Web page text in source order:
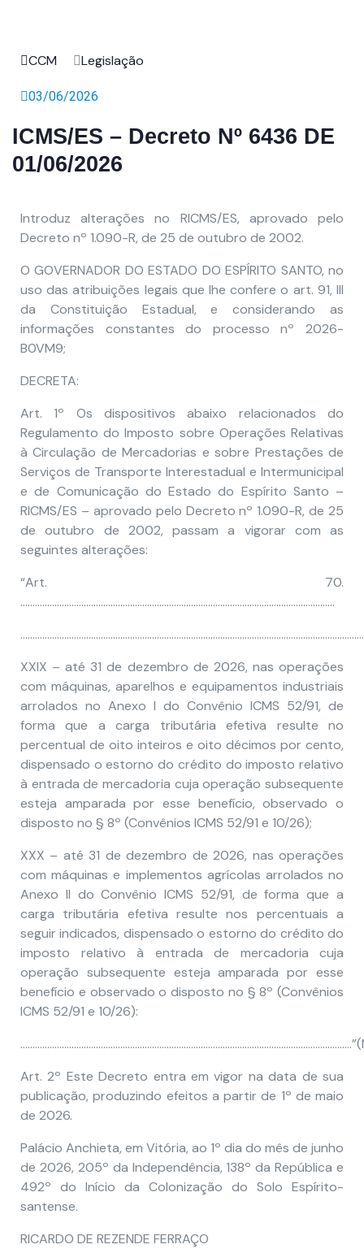
CCM Legislação
03/06/2026
ICMS/ES – Decreto Nº 6436 DE
01/06/2026
Introduz alterações no RICMS/ES, aprovado pelo
Decreto nº 1.090-R, de 25 de outubro de 2002.
O GOVERNADOR DO ESTADO DO ESPÍRITO SANTO, no
uso das atribuições legais que lhe confere o art. 91, III
da Constituição Estadual, e considerando as
informações constantes do processo nº 2026-
B0VM9;
DECRETA:
Art. 1º Os dispositivos abaixo relacionados do
Regulamento do Imposto sobre Operações Relativas
à Circulação de Mercadorias e sobre Prestações de
Serviços de Transporte Interestadual e Intermunicipal
e de Comunicação do Estado do Espírito Santo –
RICMS/ES – aprovado pelo Decreto nº 1.090-R, de 25
de outubro de 2002, passam a vigorar com as
seguintes alterações:
“Art. 70.
…………………………………………………………………………………………………………………
XXIX – até 31 de dezembro de 2026, nas operações
com máquinas, aparelhos e equipamentos industriais
arrolados no Anexo I do Convênio ICMS 52/91, de
forma que a carga tributária efetiva resulte no
percentual de oito inteiros e oito décimos por cento,
dispensado o estorno do crédito do imposto relativo
à entrada de mercadoria cuja operação subsequente
esteja amparada por esse benefício, observado o
disposto no § 8º (Convênios ICMS 52/91 e 10/26);
XXX – até 31 de dezembro de 2026, nas operações
com máquinas e implementos agrícolas arrolados no
Anexo II do Convênio ICMS 52/91, de forma que a
carga tributária efetiva resulte nos percentuais a
seguir indicados, dispensado o estorno do crédito do
imposto relativo à entrada de mercadoria cuja
operação subsequente esteja amparada por esse
benefício e observado o disposto no § 8º (Convênios
ICMS 52/91 e 10/26):
Art. 2º Este Decreto entra em vigor na data de sua
publicação, produzindo efeitos a partir de 1º de maio
de 2026.
Palácio Anchieta, em Vitória, ao 1º dia do mês de junho
de 2026, 205º da Independência, 138º da República e
492º do Início da Colonização do Solo Espírito-
santense.
RICARDO DE REZENDE FERRAÇO